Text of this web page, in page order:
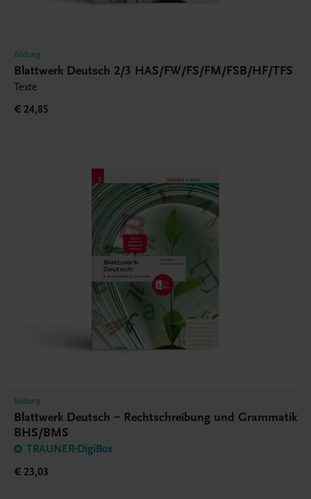
Bildung
Blattwerk Deutsch 2/3 HAS/FW/FS/FM/FSB/HF/TFS
Texte
€ 24,85
Bildung
Blattwerk Deutsch – Rechtschreibung und Grammatik
BHS/BMS
TRAUNER-DigiBox
€ 23,03